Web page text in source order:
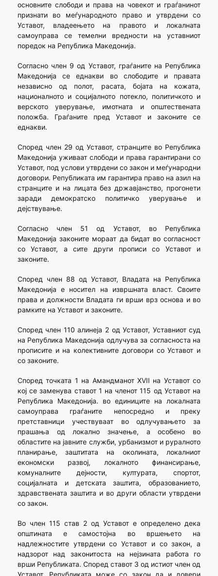
основните слободи и права на човекот и граѓанинот
признати во меѓународното право и утврдени со
Уставот, владеењето на правото и локалната
самоуправа се темелни вредности на уставниот
поредок на Република Македонија.
Согласно член 9 од Уставот, граѓаните на Република
Македонија се еднакви во слободите и правата
независно од полот, расата, бојата на кожата,
националното и социјалното потекло, политичкото и
верското уверување, имотната и општествената
положба. Граѓаните пред Уставот и законите се
еднакви.
Според член 29 од Уставот, странците во Република
Македонија уживаат слободи и права гарантирани со
Уставот, под услови утврдени со закон и меѓународни
договори. Републиката им гарантира право на азил на
странците и на лицата без државјанство, прогонети
заради демократско политичко уверување и
дејствување.
Согласно член 51 од Уставот, во Република
Македонија законите мораат да бидат во согласност
со Уставот, а сите други прописи со Уставот и
законите.
Според член 88 од Уставот, Владата на Република
Македонија е носител на извршната власт. Своите
права и должности Владата ги врши врз основа и во
рамките на Уставот и законите.
Според член 110 алинеја 2 од Уставот, Уставниот суд
на Република Македонија одлучува за согласноста на
прописите и на колективните договори со Уставот и
со законите.
Според точката 1 на Амандманот XVII на Уставот со
кој се заменува ставот 1 на членот 115 од Уставот на
Република Македонија. во единиците на локалната
самоуправа граѓаните непосредно и преку
претставници учествуваат во одлучувањето за
прашања од локално значење, а особено во
областите на јавните служби, урбанизмот и руралното
планирање, заштитата на околината, локалниот
економски развој, локалното финансирање,
комуналните дејности, културата, спортот,
социјалната и детската заштита, образованието,
здравствената заштита и во други области утврдени
со закон.
Во член 115 став 2 од Уставот е определено дека
општината е самостојна во вршењето на
надлежностите утврдени со Уставот и со закон, а
надзорот над законитоста на нејзината работа го
врши Републиката. Според ставот 3 од истиот член од